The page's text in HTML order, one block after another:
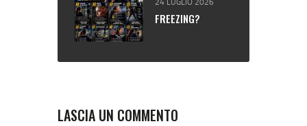
FREEZING?
LASCIA UN COMMENTO